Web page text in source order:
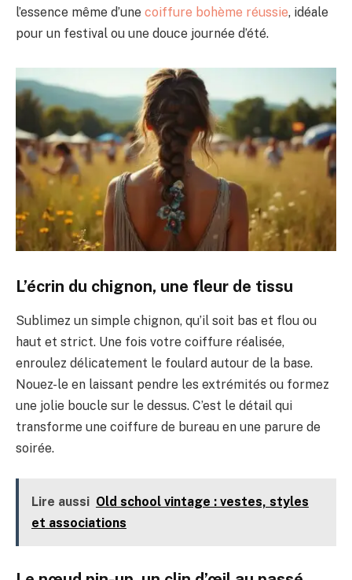
l’essence même d’une coiffure bohème réussie, idéale
pour un festival ou une douce journée d’été.
L’écrin du chignon, une fleur de tissu
Sublimez un simple chignon, qu’il soit bas et flou ou
haut et strict. Une fois votre coiffure réalisée,
enroulez délicatement le foulard autour de la base.
Nouez-le en laissant pendre les extrémités ou formez
une jolie boucle sur le dessus. C’est le détail qui
transforme une coiffure de bureau en une parure de
soirée.
Lire aussi Old school vintage : vestes, styles
et associations